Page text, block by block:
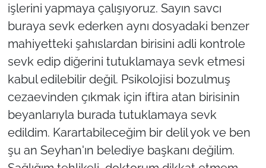
işlerini yapmaya çalışıyoruz. Sayın savcı
buraya sevk ederken aynı dosyadaki benzer
mahiyetteki şahıslardan birisini adli kontrole
sevk edip diğerini tutuklamaya sevk etmesi
kabul edilebilir değil. Psikolojisi bozulmuş
cezaevinden çıkmak için iftira atan birisinin
beyanlarıyla burada tutuklamaya sevk
edildim. Karartabileceğim bir delil yok ve ben
şu an Seyhan'ın belediye başkanı değilim.